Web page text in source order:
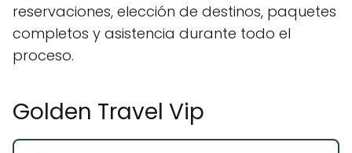
reservaciones, elección de destinos, paquetes
completos y asistencia durante todo el
proceso.
Golden Travel Vip